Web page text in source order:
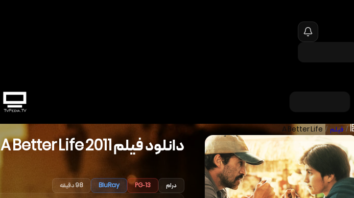
/ فیلم /
A Better Life
دانلود فیلم2011
A Better Life
درام PG-13
BluRay 98 دقیقه